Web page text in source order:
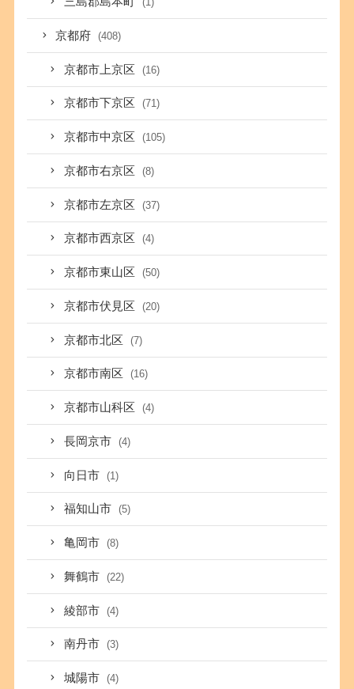
京都府 (408)
京都市上京区 (16)
京都市下京区 (71)
京都市中京区 (105)
京都市右京区 (8)
京都市左京区 (37)
京都市西京区 (4)
京都市東山区 (50)
京都市伏見区 (20)
京都市北区 (7)
京都市南区 (16)
京都市山科区 (4)
長岡京市 (4)
向日市 (1)
福知山市 (5)
亀岡市 (8)
舞鶴市 (22)
綾部市 (4)
南丹市 (3)
城陽市 (4)